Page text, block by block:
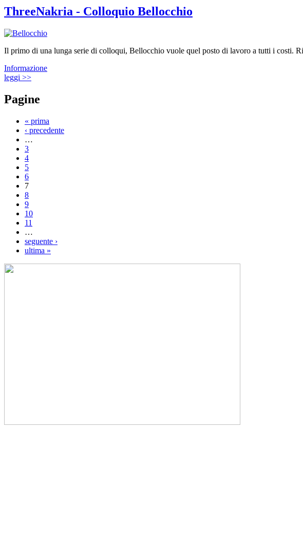
ThreeNakria - Colloquio Bellocchio
Il primo di una lunga serie di colloqui, Bellocchio vuole quel posto di lavoro a tutti i costi.
Informazione
leggi >>
Pagine
« prima
‹ precedente
…
3
4
5
6
7
8
9
10
11
…
seguente ›
ultima »